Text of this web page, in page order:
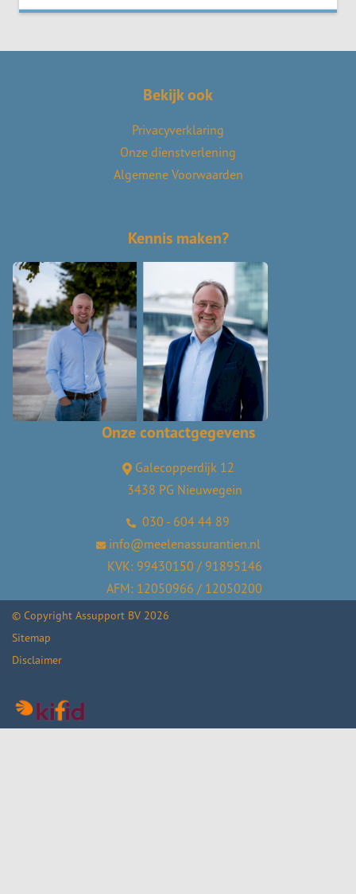
Bekijk ook
Privacyverklaring
Onze dienstverlening
Algemene Voorwaarden
Kennis maken?
Onze contactgegevens
Galecopperdijk 12
3438 PG Nieuwegein
030 - 604 44 89
info@meelenassurantien.nl
KVK: 99430150 / 91895146
AFM: 12050966 / 12050200
© Copyright Assupport BV 2026
Sitemap
Disclaimer